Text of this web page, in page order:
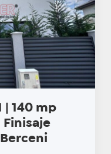
| 140 mp
Finisaje